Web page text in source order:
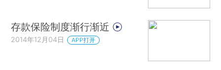
存款保险制度渐行渐近
2014年12月04日 APP打开